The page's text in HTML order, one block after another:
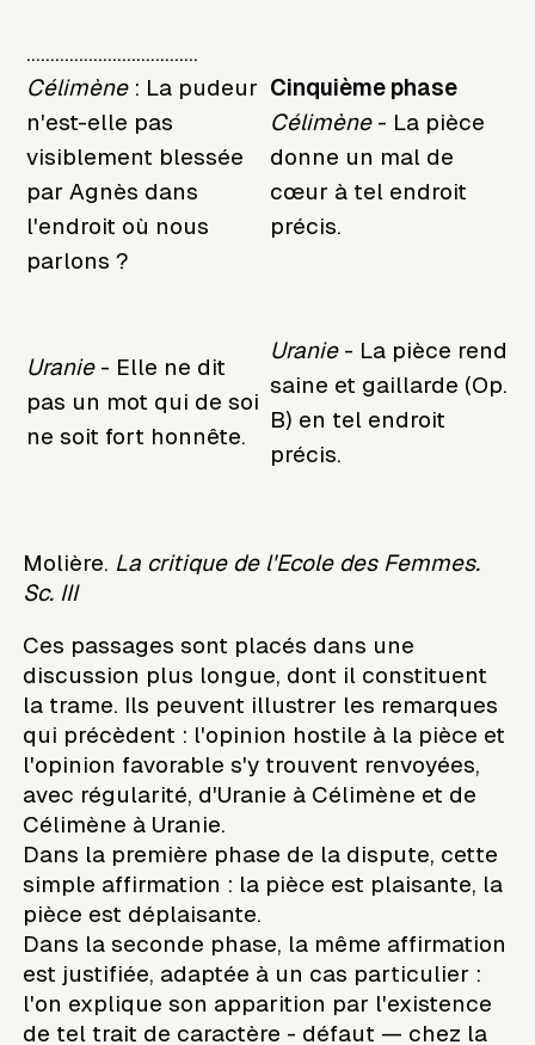
....................................
Célimène: La pudeur
n'est-elle pas
visiblement blessée
par Agnès dans
l'endroit où nous
parlons ?
Cinquième phase
Célimène- La pièce
donne un mal de
cœur à tel endroit
précis.
Uranie- Elle ne dit
pas un mot qui de soi
ne soit fort honnête.
Uranie- La pièce rend
saine et gaillarde (Op.
B) en tel endroit
précis.
Molière. La critique de l'Ecole des Femmes.
Sc. III
Ces passages sont placés dans une
discussion plus longue, dont il constituent
la trame. Ils peuvent illustrer les remarques
qui précèdent : l'opinion hostile à la pièce et
l'opinion favorable s'y trouvent renvoyées,
avec régularité, d'Uranie à Célimène et de
Célimène à Uranie.
Dans la première phase de la dispute, cette
simple affirmation : la pièce est plaisante, la
pièce est déplaisante.
Dans la seconde phase, la même affirmation
est justifiée, adaptée à un cas particulier :
l'on explique son apparition par l'existence
de tel trait de caractère - défaut — chez la